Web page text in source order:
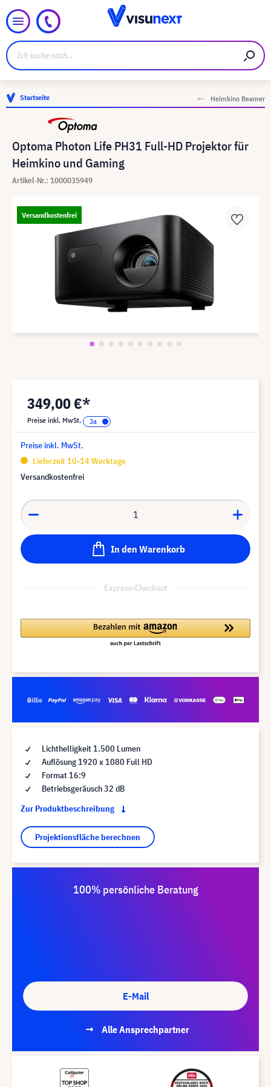
Startseite Heimkino Beamer
Optoma Photon Life PH31 Full-HD Projektor für
Heimkino und Gaming
Artikel-Nr.: 1000035949
Versandkostenfrei
349,00 €*
Preise inkl. MwSt.
Preise inkl. MwSt.
Lieferzeit 10-14 Werktage
Versandkostenfrei
In den Warenkorb
Express-Checkout
Lichthelligkeit 1.500 Lumen
Auflösung 1920 x 1080 Full HD
Format 16:9
Betriebsgeräusch 32 dB
Zur Produktbeschreibung
Projektionsfläche berechnen
100% persönliche Beratung
E-Mail
Alle Ansprechpartner